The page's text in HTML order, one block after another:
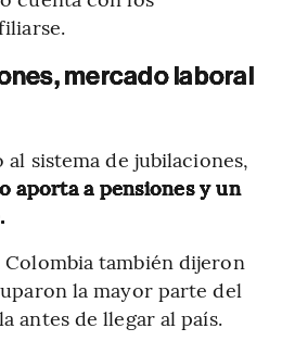
mercado laboral
al sistema de jubilaciones,
aporta a pensiones y un
Colombia también dijeron
la mayor parte del
antes de llegar al país.